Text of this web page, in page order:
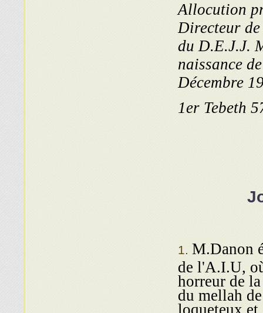
Allocution
Directeur
du D.E.J.J.
naissance
Décembre
1er Tebeth
M.Danon
de l'A.I.U,
horreur de
du mellah
loqueteux et